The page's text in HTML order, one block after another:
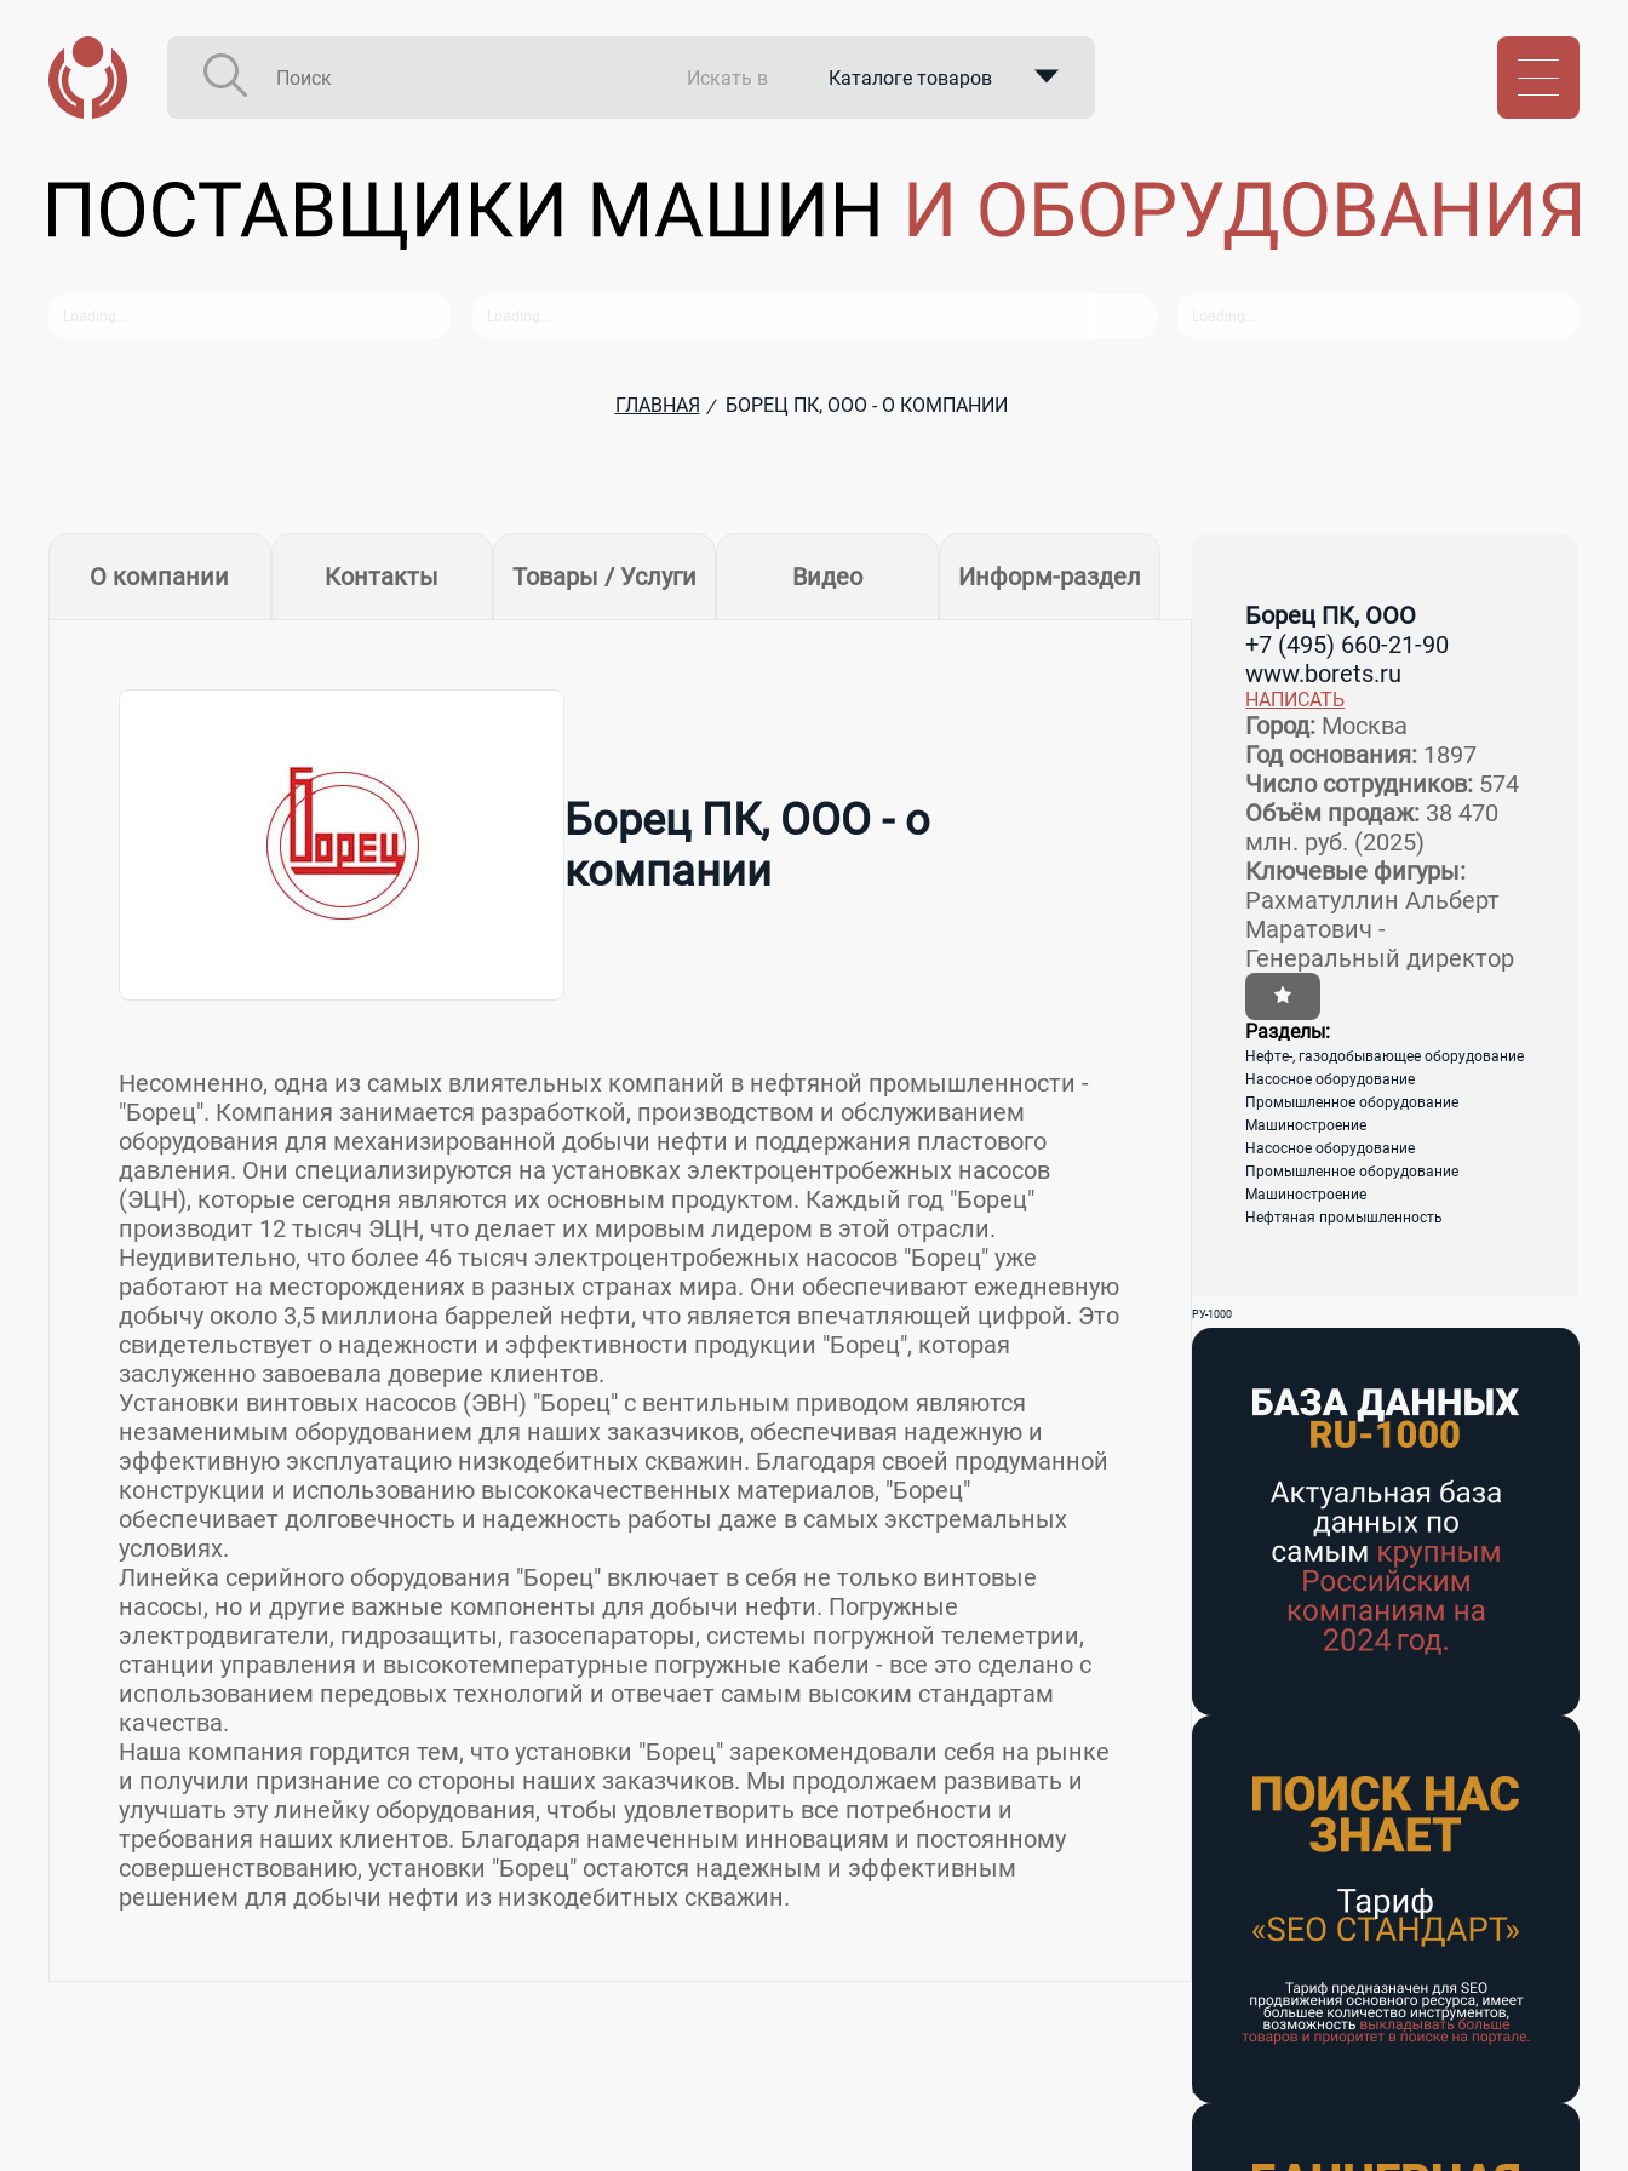
Искать в Каталоге товаров
В закупках
ГЛАВНАЯ / БОРЕЦ ПК, ООО - О КОМПАНИИ
О компании Контакты Товары / Услуги Видео Информ-раздел
Борец ПК, ООО - о
компании
Несомненно, одна из самых влиятельных компаний в нефтяной промышленности -
"Борец". Компания занимается разработкой, производством и обслуживанием
оборудования для механизированной добычи нефти и поддержания пластового
давления. Они специализируются на установках электроцентробежных насосов
(ЭЦН), которые сегодня являются их основным продуктом. Каждый год "Борец"
производит 12 тысяч ЭЦН, что делает их мировым лидером в этой отрасли.
Неудивительно, что более 46 тысяч электроцентробежных насосов "Борец" уже
работают на месторождениях в разных странах мира. Они обеспечивают ежедневную
добычу около 3,5 миллиона баррелей нефти, что является впечатляющей цифрой. Это
свидетельствует о надежности и эффективности продукции "Борец", которая
заслуженно завоевала доверие клиентов.
Установки винтовых насосов (ЭВН) "Борец" с вентильным приводом являются
незаменимым оборудованием для наших заказчиков, обеспечивая надежную и
эффективную эксплуатацию низкодебитных скважин. Благодаря своей продуманной
конструкции и использованию высококачественных материалов, "Борец"
обеспечивает долговечность и надежность работы даже в самых экстремальных
условиях.
Линейка серийного оборудования "Борец" включает в себя не только винтовые
насосы, но и другие важные компоненты для добычи нефти. Погружные
электродвигатели, гидрозащиты, газосепараторы, системы погружной телеметрии,
станции управления и высокотемпературные погружные кабели - все это сделано с
использованием передовых технологий и отвечает самым высоким стандартам
качества.
Наша компания гордится тем, что установки "Борец" зарекомендовали себя на рынке
и получили признание со стороны наших заказчиков. Мы продолжаем развивать и
улучшать эту линейку оборудования, чтобы удовлетворить все потребности и
требования наших клиентов. Благодаря намеченным инновациям и постоянному
совершенствованию, установки "Борец" остаются надежным и эффективным
решением для добычи нефти из низкодебитных скважин.
Борец ПК, ООО
+7 (495) 660-21-90
www.borets.ru
НАПИСАТЬ
Город: Москва
Год основания: 1897
Число сотрудников: 574
Объём продаж: 38 470
млн. руб. (2025)
Ключевые фигуры:
Рахматуллин Альберт
Маратович -
Генеральный директор
Разделы:
Нефте-, газодобывающее оборудование
Насосное оборудование
Промышленное оборудование
Машиностроение
Насосное оборудование
Промышленное оборудование
Машиностроение
Нефтяная промышленность
РУ-1000
Тариф СТАНДАРТ
Баннерная реклама